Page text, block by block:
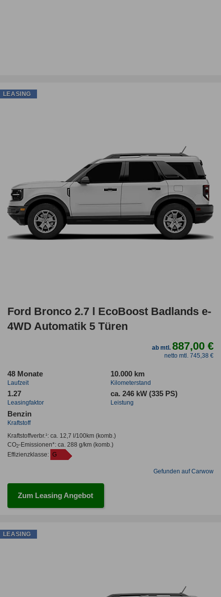
Ford Bronco 2.7 l EcoBoost Badlands e-
4WD Automatik 5 Türen
ab mtl.887,00 €
netto mtl. 745,38 €
48 Monate
Laufzeit
10.000 km
Kilometerstand
1.27
Leasingfaktor
ca. 246 kW (335 PS)
Leistung
Benzin
Kraftstoff
Kraftstoffverbr.¹: ca. 12,7 l/100km(komb.)
CO2-Emissionen*: ca. 288 g/km(komb.)
Effizienzklasse: G
Gefunden auf Carwow
Zum Leasing Angebot
LEASING
LEASING